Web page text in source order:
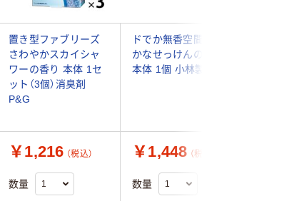
置き型ファブリーズ
さわやかスカイシャ
ワーの香り 本体 1セ
ット（3個）消臭剤
P&G
ドでか無香空間 ほの
かなせっけんの香り
本体 1個 小林製薬
￥1,216 （税込）
数量
￥1,448 （税込）
数量